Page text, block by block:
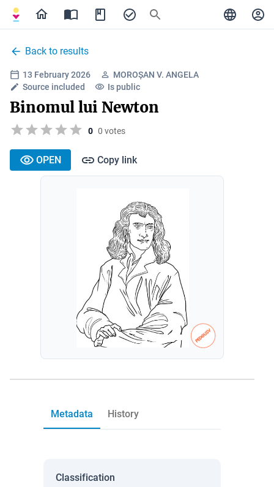
Back to results
13 February 2026
MOROȘAN V. ANGELA
Source included
Is public
Binomul lui Newton
0 0 votes
OPEN Copy link
Metadata History
Classification